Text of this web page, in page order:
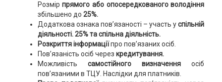
Розмірпрямого або опосередкованого володіння
збільшено до 25%.
Додаткова ознака пов’язаності – участь успільній
діяльності. 25% та спільна діяльність.
Розкриття інформаціїпро пов’язаних осіб.
Пов’язаність осіб через кредитування.
Можливість самостійного визначення осіб
пов’язаними в ТЦУ. Наслідки для платників.